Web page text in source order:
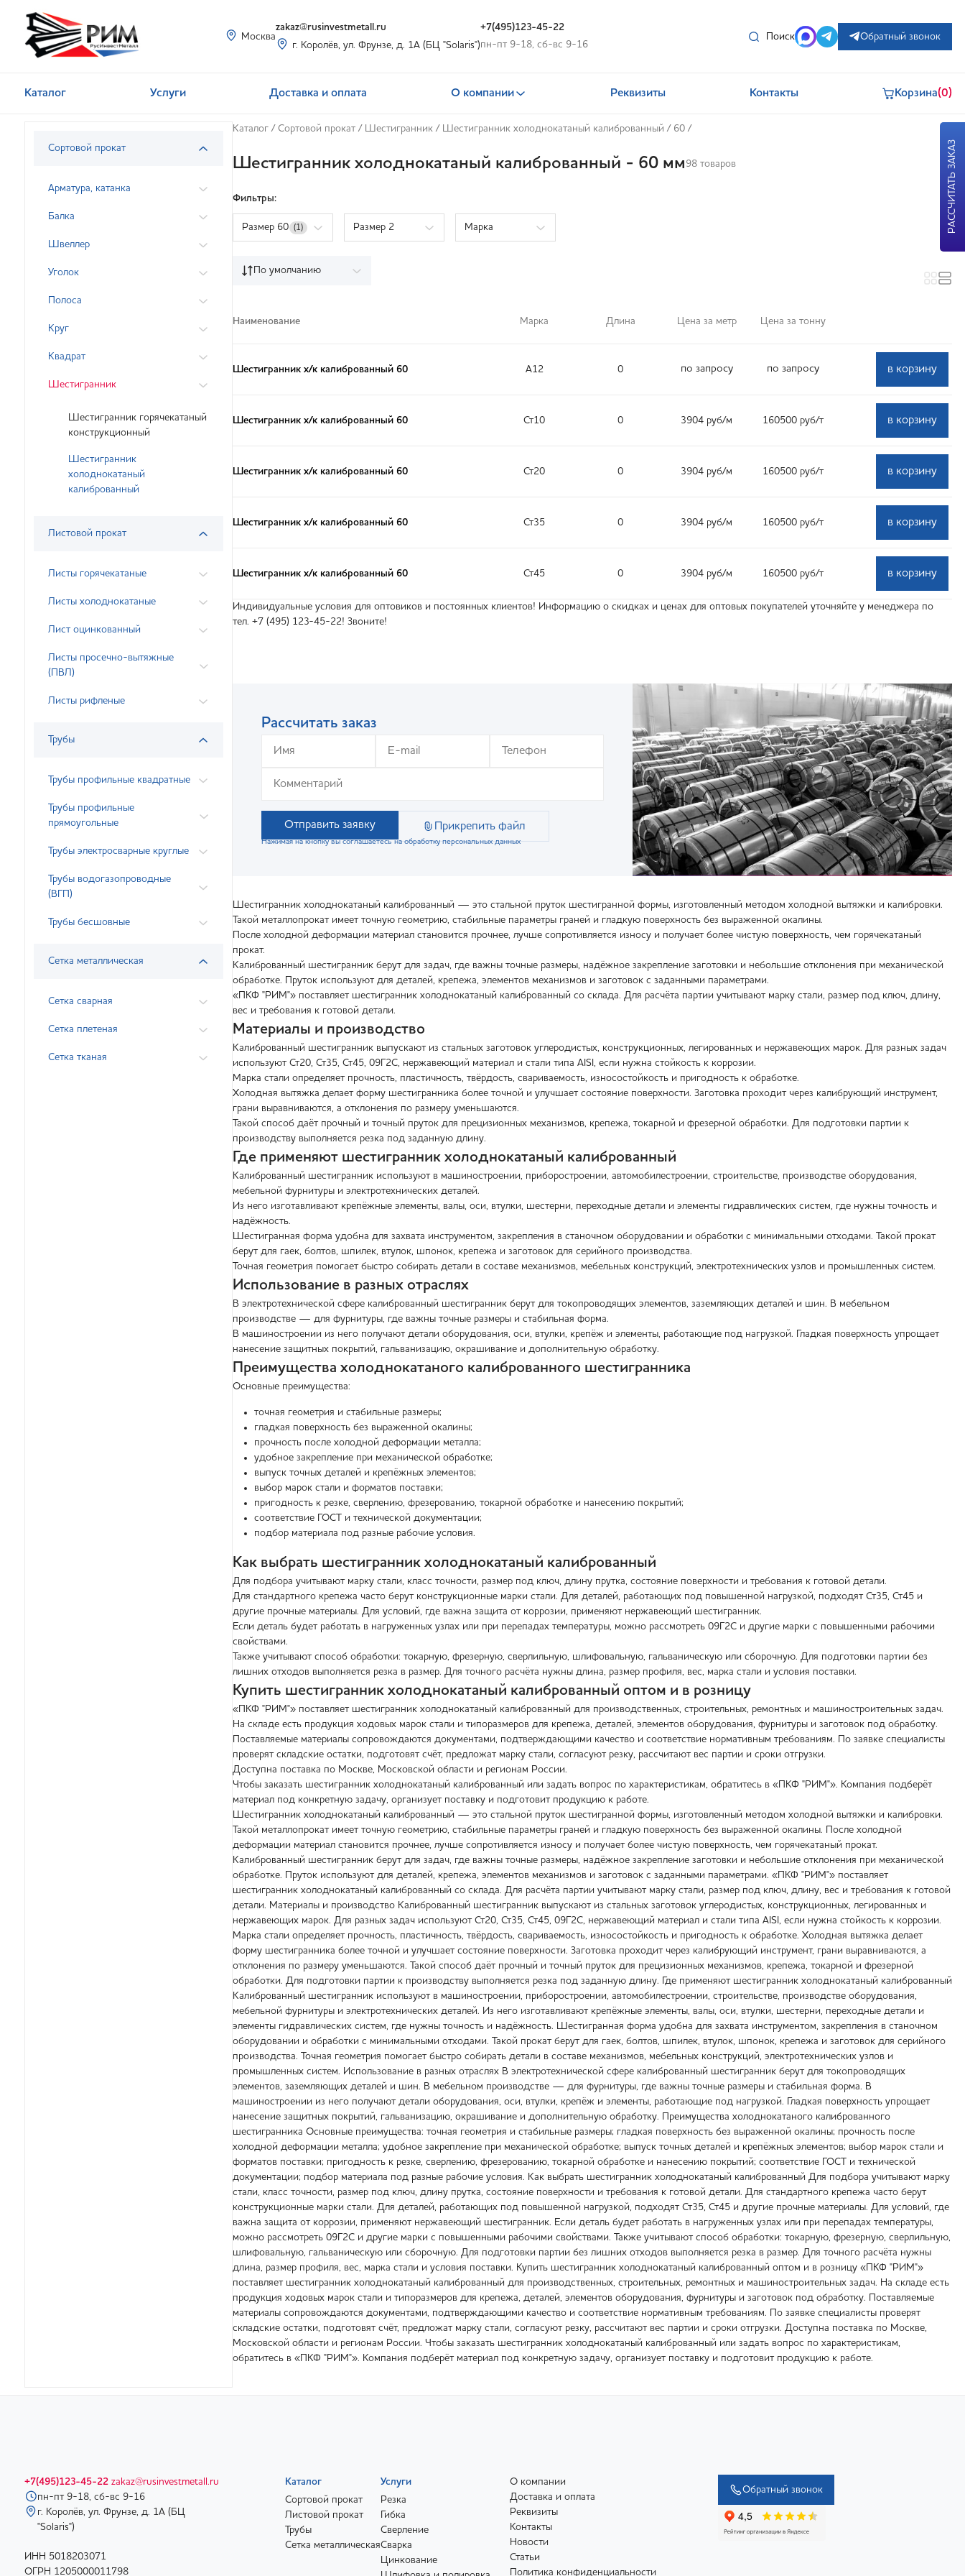
Москва
zakaz@rusinvestmetall.ru
г. Королёв, ул. Фрунзе, д. 1А (БЦ "Solaris")
+7(495)123-45-22
пн-пт 9-18, сб-вс 9-16
Поиск Обратный звонок
Каталог Услуги Доставка и оплата О компании Реквизиты Контакты Корзина(0)
Сортовой прокат
Арматура, катанка
Балка
Швеллер
Уголок
Полоса
Круг
Квадрат
Шестигранник
Шестигранник горячекатаный
конструкционный
Шестигранник
холоднокатаный
калиброванный
Листовой прокат
Листы горячекатаные
Листы холоднокатаные
Лист оцинкованный
Листы просечно-вытяжные
(ПВЛ)
Листы рифленые
Трубы
Трубы профильные квадратные
Трубы профильные
прямоугольные
Трубы электросварные круглые
Трубы водогазопроводные
(ВГП)
Трубы бесшовные
Сетка металлическая
Сетка сварная
Сетка плетеная
Сетка тканая
Каталог / Сортовой прокат / Шестигранник / Шестигранник холоднокатаный калиброванный / 60 /
Шестигранник холоднокатаный калиброванный - 60 мм 98 товаров
Фильтры:
Размер 60 (1) Размер 2 Марка
По умолчанию
Наименование Марка Длина Цена за метр Цена за тонну
Шестигранник х/к калиброванный 60 А12 0 по запросу по запросу в корзину
Шестигранник х/к калиброванный 60 Ст10 0 3904 руб/м 160500 руб/т в корзину
Шестигранник х/к калиброванный 60 Ст20 0 3904 руб/м 160500 руб/т в корзину
Шестигранник х/к калиброванный 60 Ст35 0 3904 руб/м 160500 руб/т в корзину
Шестигранник х/к калиброванный 60 Ст45 0 3904 руб/м 160500 руб/т в корзину
Индивидуальные условия для оптовиков и постоянных клиентов! Информацию о скидках и ценах для оптовых покупателей уточняйте у менеджера по
тел. +7 (495) 123-45-22! Звоните!
Рассчитать заказ
Отправить заявку Прикрепить файл
Нажимая на кнопку вы соглашаетесь на обработку персональных данных
Шестигранник холоднокатаный калиброванный — это стальной пруток шестигранной формы, изготовленный методом холодной вытяжки и калибровки.
Такой металлопрокат имеет точную геометрию, стабильные параметры граней и гладкую поверхность без выраженной окалины.
После холодной деформации материал становится прочнее, лучше сопротивляется износу и получает более чистую поверхность, чем горячекатаный
прокат.
Калиброванный шестигранник берут для задач, где важны точные размеры, надёжное закрепление заготовки и небольшие отклонения при механической
обработке. Пруток используют для деталей, крепежа, элементов механизмов и заготовок с заданными параметрами.
«ПКФ "РИМ"» поставляет шестигранник холоднокатаный калиброванный со склада. Для расчёта партии учитывают марку стали, размер под ключ, длину,
вес и требования к готовой детали.
Материалы и производство
Калиброванный шестигранник выпускают из стальных заготовок углеродистых, конструкционных, легированных и нержавеющих марок. Для разных задач
используют Ст20, Ст35, Ст45, 09Г2С, нержавеющий материал и стали типа AISI, если нужна стойкость к коррозии.
Марка стали определяет прочность, пластичность, твёрдость, свариваемость, износостойкость и пригодность к обработке.
Холодная вытяжка делает форму шестигранника более точной и улучшает состояние поверхности. Заготовка проходит через калибрующий инструмент,
грани выравниваются, а отклонения по размеру уменьшаются.
Такой способ даёт прочный и точный пруток для прецизионных механизмов, крепежа, токарной и фрезерной обработки. Для подготовки партии к
производству выполняется резка под заданную длину.
Где применяют шестигранник холоднокатаный калиброванный
Калиброванный шестигранник используют в машиностроении, приборостроении, автомобилестроении, строительстве, производстве оборудования,
мебельной фурнитуры и электротехнических деталей.
Из него изготавливают крепёжные элементы, валы, оси, втулки, шестерни, переходные детали и элементы гидравлических систем, где нужны точность и
надёжность.
Шестигранная форма удобна для захвата инструментом, закрепления в станочном оборудовании и обработки с минимальными отходами. Такой прокат
берут для гаек, болтов, шпилек, втулок, шпонок, крепежа и заготовок для серийного производства.
Точная геометрия помогает быстро собирать детали в составе механизмов, мебельных конструкций, электротехнических узлов и промышленных систем.
Использование в разных отраслях
В электротехнической сфере калиброванный шестигранник берут для токопроводящих элементов, заземляющих деталей и шин. В мебельном
производстве — для фурнитуры, где важны точные размеры и стабильная форма.
В машиностроении из него получают детали оборудования, оси, втулки, крепёж и элементы, работающие под нагрузкой. Гладкая поверхность упрощает
нанесение защитных покрытий, гальванизацию, окрашивание и дополнительную обработку.
Преимущества холоднокатаного калиброванного шестигранника
Основные преимущества:
точная геометрия и стабильные размеры;
гладкая поверхность без выраженной окалины;
прочность после холодной деформации металла;
удобное закрепление при механической обработке;
выпуск точных деталей и крепёжных элементов;
выбор марок стали и форматов поставки;
пригодность к резке, сверлению, фрезерованию, токарной обработке и нанесению покрытий;
соответствие ГОСТ и технической документации;
подбор материала под разные рабочие условия.
Как выбрать шестигранник холоднокатаный калиброванный
Для подбора учитывают марку стали, класс точности, размер под ключ, длину прутка, состояние поверхности и требования к готовой детали.
Для стандартного крепежа часто берут конструкционные марки стали. Для деталей, работающих под повышенной нагрузкой, подходят Ст35, Ст45 и
другие прочные материалы. Для условий, где важна защита от коррозии, применяют нержавеющий шестигранник.
Если деталь будет работать в нагруженных узлах или при перепадах температуры, можно рассмотреть 09Г2С и другие марки с повышенными рабочими
свойствами.
Также учитывают способ обработки: токарную, фрезерную, сверлильную, шлифовальную, гальваническую или сборочную. Для подготовки партии без
лишних отходов выполняется резка в размер. Для точного расчёта нужны длина, размер профиля, вес, марка стали и условия поставки.
Купить шестигранник холоднокатаный калиброванный оптом и в розницу
«ПКФ "РИМ"» поставляет шестигранник холоднокатаный калиброванный для производственных, строительных, ремонтных и машиностроительных задач.
На складе есть продукция ходовых марок стали и типоразмеров для крепежа, деталей, элементов оборудования, фурнитуры и заготовок под обработку.
Поставляемые материалы сопровождаются документами, подтверждающими качество и соответствие нормативным требованиям. По заявке специалисты
проверят складские остатки, подготовят счёт, предложат марку стали, согласуют резку, рассчитают вес партии и сроки отгрузки.
Доступна поставка по Москве, Московской области и регионам России.
Чтобы заказать шестигранник холоднокатаный калиброванный или задать вопрос по характеристикам, обратитесь в «ПКФ "РИМ"». Компания подберёт
материал под конкретную задачу, организует поставку и подготовит продукцию к работе.
Шестигранник холоднокатаный калиброванный — это стальной пруток шестигранной формы, изготовленный методом холодной вытяжки и калибровки.
Такой металлопрокат имеет точную геометрию, стабильные параметры граней и гладкую поверхность без выраженной окалины. После холодной
деформации материал становится прочнее, лучше сопротивляется износу и получает более чистую поверхность, чем горячекатаный прокат.
Калиброванный шестигранник берут для задач, где важны точные размеры, надёжное закрепление заготовки и небольшие отклонения при механической
обработке. Пруток используют для деталей, крепежа, элементов механизмов и заготовок с заданными параметрами. «ПКФ "РИМ"» поставляет
шестигранник холоднокатаный калиброванный со склада. Для расчёта партии учитывают марку стали, размер под ключ, длину, вес и требования к готовой
детали. Материалы и производство Калиброванный шестигранник выпускают из стальных заготовок углеродистых, конструкционных, легированных и
нержавеющих марок. Для разных задач используют Ст20, Ст35, Ст45, 09Г2С, нержавеющий материал и стали типа AISI, если нужна стойкость к коррозии.
Марка стали определяет прочность, пластичность, твёрдость, свариваемость, износостойкость и пригодность к обработке. Холодная вытяжка делает
форму шестигранника более точной и улучшает состояние поверхности. Заготовка проходит через калибрующий инструмент, грани выравниваются, а
отклонения по размеру уменьшаются. Такой способ даёт прочный и точный пруток для прецизионных механизмов, крепежа, токарной и фрезерной
обработки. Для подготовки партии к производству выполняется резка под заданную длину. Где применяют шестигранник холоднокатаный калиброванный
Калиброванный шестигранник используют в машиностроении, приборостроении, автомобилестроении, строительстве, производстве оборудования,
мебельной фурнитуры и электротехнических деталей. Из него изготавливают крепёжные элементы, валы, оси, втулки, шестерни, переходные детали и
элементы гидравлических систем, где нужны точность и надёжность. Шестигранная форма удобна для захвата инструментом, закрепления в станочном
оборудовании и обработки с минимальными отходами. Такой прокат берут для гаек, болтов, шпилек, втулок, шпонок, крепежа и заготовок для серийного
производства. Точная геометрия помогает быстро собирать детали в составе механизмов, мебельных конструкций, электротехнических узлов и
промышленных систем. Использование в разных отраслях В электротехнической сфере калиброванный шестигранник берут для токопроводящих
элементов, заземляющих деталей и шин. В мебельном производстве — для фурнитуры, где важны точные размеры и стабильная форма. В
машиностроении из него получают детали оборудования, оси, втулки, крепёж и элементы, работающие под нагрузкой. Гладкая поверхность упрощает
нанесение защитных покрытий, гальванизацию, окрашивание и дополнительную обработку. Преимущества холоднокатаного калиброванного
шестигранника Основные преимущества: точная геометрия и стабильные размеры; гладкая поверхность без выраженной окалины; прочность после
холодной деформации металла; удобное закрепление при механической обработке; выпуск точных деталей и крепёжных элементов; выбор марок стали и
форматов поставки; пригодность к резке, сверлению, фрезерованию, токарной обработке и нанесению покрытий; соответствие ГОСТ и технической
документации; подбор материала под разные рабочие условия. Как выбрать шестигранник холоднокатаный калиброванный Для подбора учитывают марку
стали, класс точности, размер под ключ, длину прутка, состояние поверхности и требования к готовой детали. Для стандартного крепежа часто берут
конструкционные марки стали. Для деталей, работающих под повышенной нагрузкой, подходят Ст35, Ст45 и другие прочные материалы. Для условий, где
важна защита от коррозии, применяют нержавеющий шестигранник. Если деталь будет работать в нагруженных узлах или при перепадах температуры,
можно рассмотреть 09Г2С и другие марки с повышенными рабочими свойствами. Также учитывают способ обработки: токарную, фрезерную, сверлильную,
шлифовальную, гальваническую или сборочную. Для подготовки партии без лишних отходов выполняется резка в размер. Для точного расчёта нужны
длина, размер профиля, вес, марка стали и условия поставки. Купить шестигранник холоднокатаный калиброванный оптом и в розницу «ПКФ "РИМ"»
поставляет шестигранник холоднокатаный калиброванный для производственных, строительных, ремонтных и машиностроительных задач. На складе есть
продукция ходовых марок стали и типоразмеров для крепежа, деталей, элементов оборудования, фурнитуры и заготовок под обработку. Поставляемые
материалы сопровождаются документами, подтверждающими качество и соответствие нормативным требованиям. По заявке специалисты проверят
складские остатки, подготовят счёт, предложат марку стали, согласуют резку, рассчитают вес партии и сроки отгрузки. Доступна поставка по Москве,
Московской области и регионам России. Чтобы заказать шестигранник холоднокатаный калиброванный или задать вопрос по характеристикам,
обратитесь в «ПКФ "РИМ"». Компания подберёт материал под конкретную задачу, организует поставку и подготовит продукцию к работе.
+7(495)123-45-22 zakaz@rusinvestmetall.ru
пн-пт 9-18, сб-вс 9-16
г. Королёв, ул. Фрунзе, д. 1А (БЦ
"Solaris")
ИНН 5018203071
ОГРН 1205000011798
Каталог
Сортовой прокат
Листовой прокат
Трубы
Сетка металлическая
Услуги
Резка
Гибка
Сверление
Сварка
Цинкование
О компании
Доставка и оплата
Реквизиты
Контакты
Новости
Статьи
Политика конфиденциальности
Обратный звонок
РАССЧИТАТЬ ЗАКАЗ